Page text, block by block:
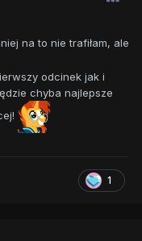
na to nie trafiłam, ale
odcinek jak i
chyba najlepsze
1